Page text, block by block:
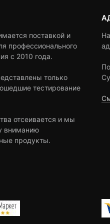
поставкой и
профессионального
с 2010 года.
только
тестирование
отсеивается и мы
вниманию
продукты.